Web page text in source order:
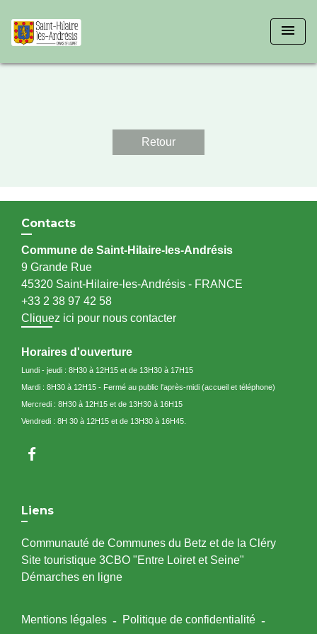
menu
Retour
Contacts
Commune de Saint-Hilaire-les-Andrésis
9 Grande Rue
45320 Saint-Hilaire-les-Andrésis - FRANCE
+33 2 38 97 42 58
Cliquez ici pour nous contacter
Horaires d'ouverture
Lundi - jeudi : 8H30 à 12H15 et de 13H30 à 17H15
Mardi : 8H30 à 12H15 - Fermé au public l'après-midi (accueil et téléphone)
Mercredi : 8H30 à 12H15 et de 13H30 à 16H15
Vendredi : 8H 30 à 12H15 et de 13H30 à 16H45.
Liens
Communauté de Communes du Betz et de la Cléry
Site touristique 3CBO "Entre Loiret et Seine"
Démarches en ligne
Mentions légales - Politique de confidentialité -